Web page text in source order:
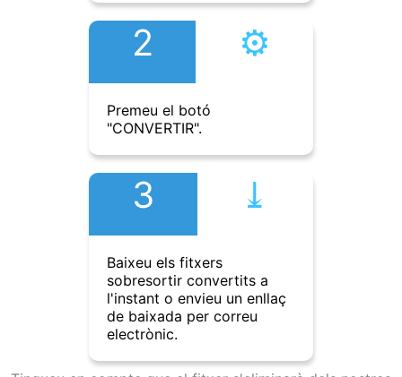
2 ⚙︎
Premeu el botó
"CONVERTIR".
3 ⤓︎
Baixeu els fitxers
sobresortir convertits a
l'instant o envieu un enllaç
de baixada per correu
electrònic.